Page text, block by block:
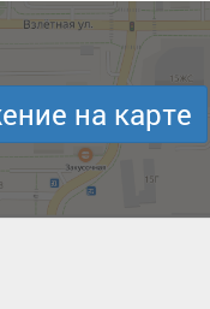
на карте